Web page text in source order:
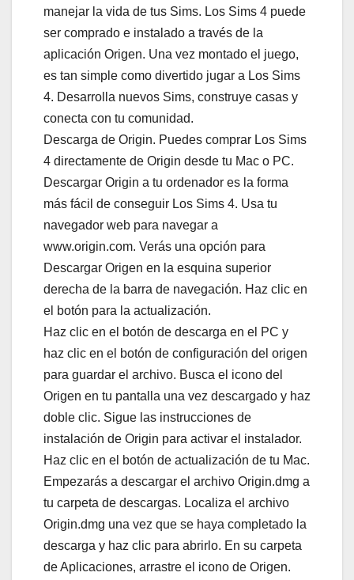
manejar la vida de tus Sims. Los Sims 4 puede
ser comprado e instalado a través de la
aplicación Origen. Una vez montado el juego,
es tan simple como divertido jugar a Los Sims
4. Desarrolla nuevos Sims, construye casas y
conecta con tu comunidad.
Descarga de Origin. Puedes comprar Los Sims
4 directamente de Origin desde tu Mac o PC.
Descargar Origin a tu ordenador es la forma
más fácil de conseguir Los Sims 4. Usa tu
navegador web para navegar a
www.origin.com. Verás una opción para
Descargar Origen en la esquina superior
derecha de la barra de navegación. Haz clic en
el botón para la actualización.
Haz clic en el botón de descarga en el PC y
haz clic en el botón de configuración del origen
para guardar el archivo. Busca el icono del
Origen en tu pantalla una vez descargado y haz
doble clic. Sigue las instrucciones de
instalación de Origin para activar el instalador.
Haz clic en el botón de actualización de tu Mac.
Empezarás a descargar el archivo Origin.dmg a
tu carpeta de descargas. Localiza el archivo
Origin.dmg una vez que se haya completado la
descarga y haz clic para abrirlo. En su carpeta
de Aplicaciones, arrastre el icono de Origen.